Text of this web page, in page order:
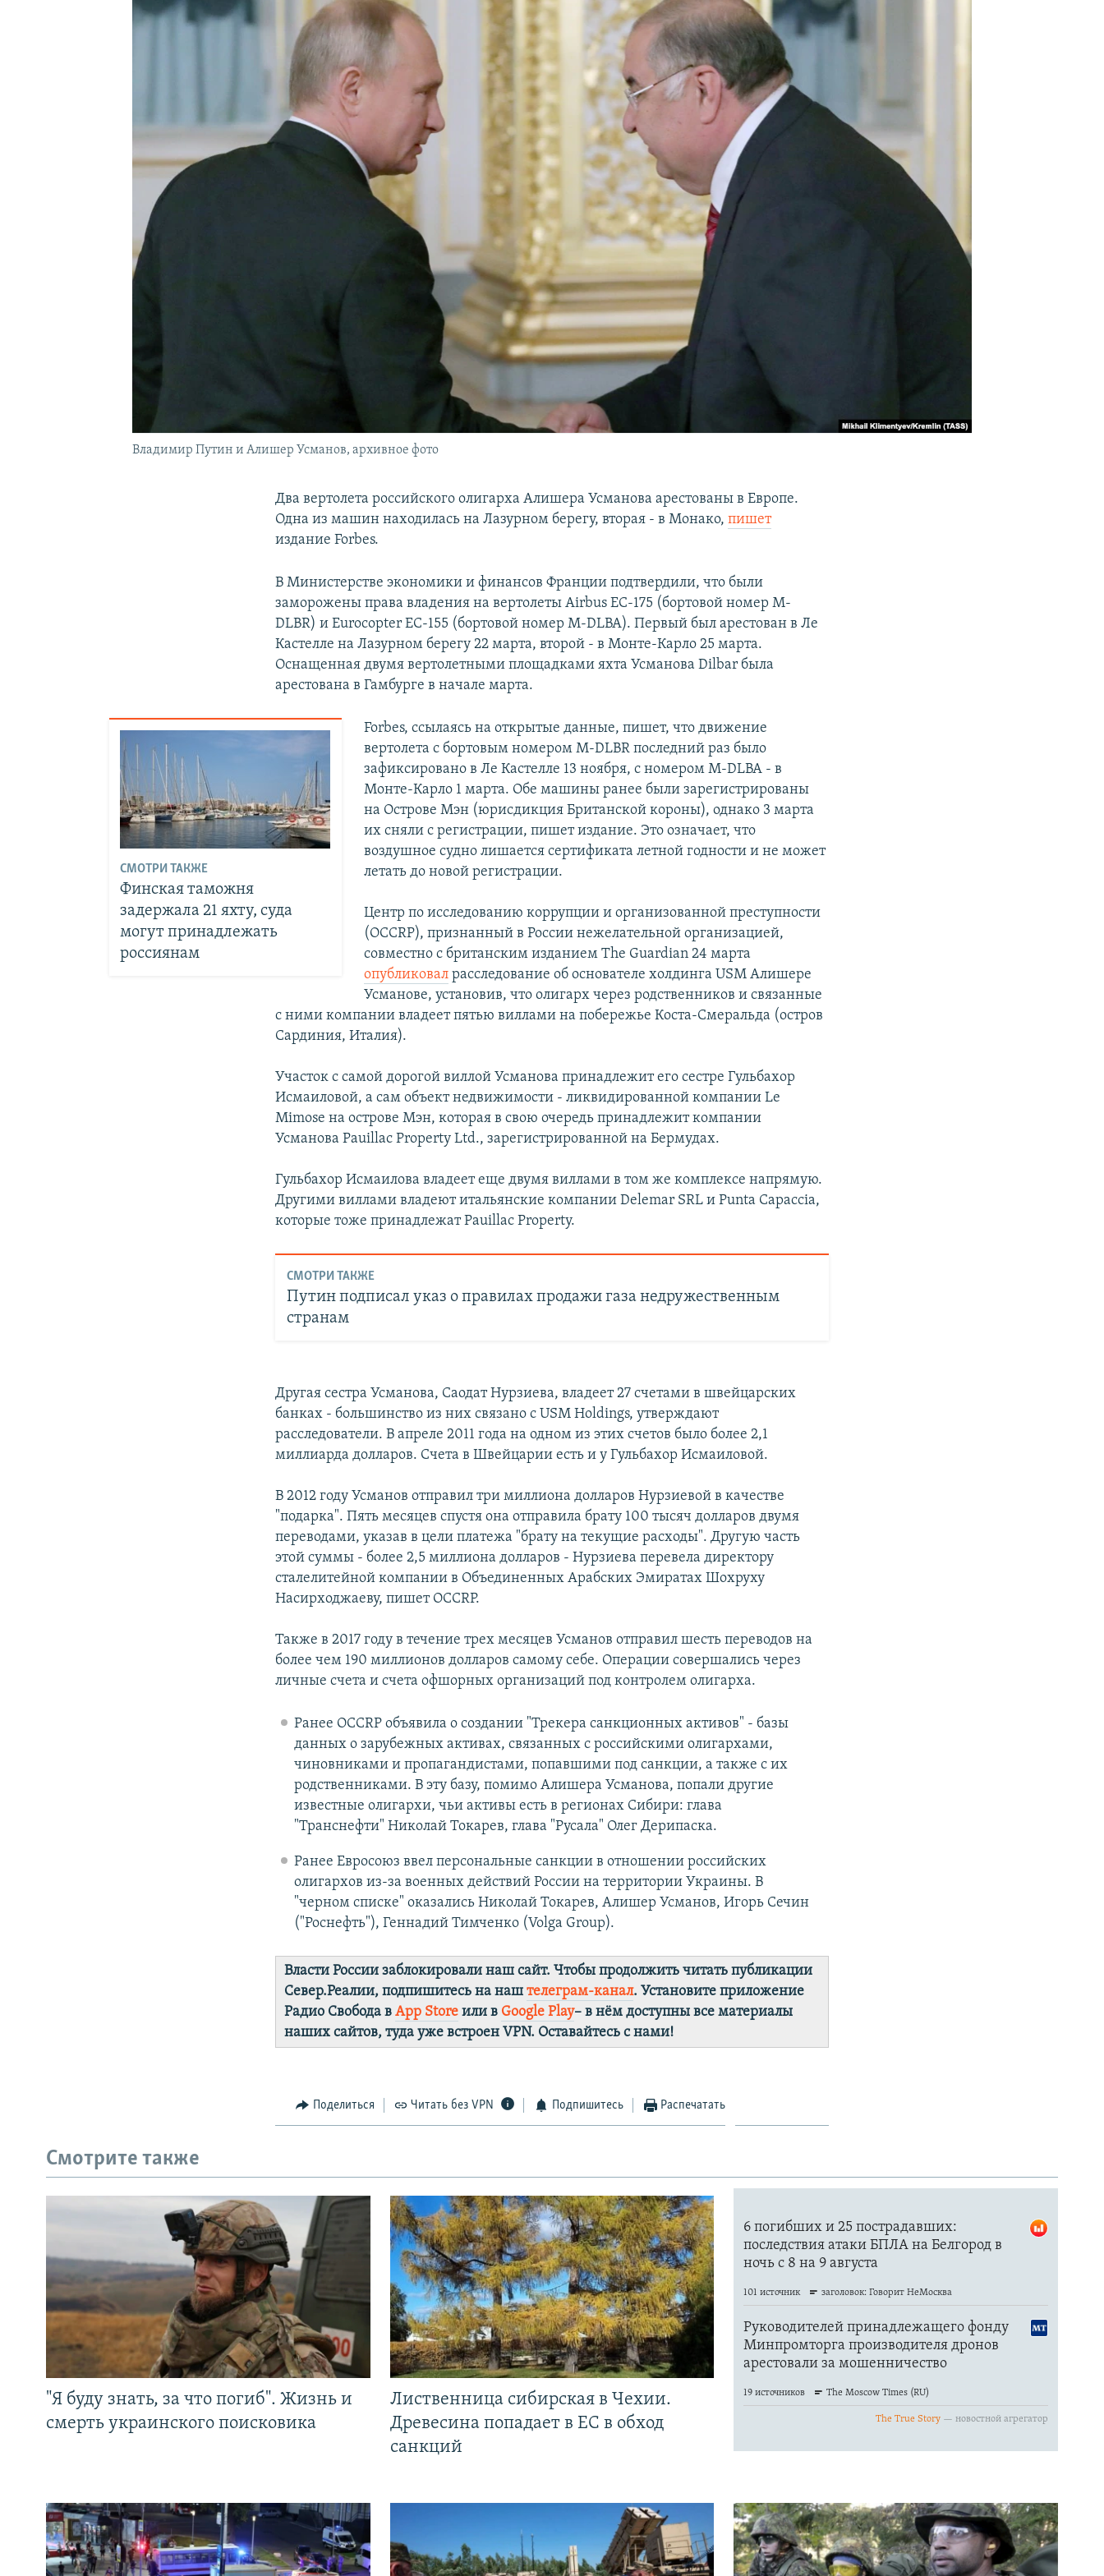
ПОДПИШИТЕСЬ НА РАССЫЛКУ
Владимир Путин и Алишер Усманов, архивное фото
Два вертолета российского олигарха Алишера Усманова арестованы в Европе.
Одна из машин находилась на Лазурном берегу, вторая - в Монако,пишет
издание Forbes.
В Министерстве экономики и финансов Франции подтвердили, что были
заморожены права владения на вертолеты Airbus EC-175 (бортовой номер M-
DLBR) и Eurocopter EC-155 (бортовой номер M-DLBA). Первый был арестован в Ле
Кастелле на Лазурном берегу 22 марта, второй - в Монте-Карло 25 марта.
Оснащенная двумя вертолетными площадками яхта Усманова Dilbar была
арестована в Гамбурге в начале марта.
СМОТРИ ТАКЖЕ
Финская таможня
задержала 21 яхту, суда
могут принадлежать
россиянам
Forbes, ссылаясь на открытые данные, пишет, что движение
вертолета с бортовым номером M-DLBR последний раз было
зафиксировано в Ле Кастелле 13 ноября, с номером M-DLBA - в
Монте-Карло 1 марта. Обе машины ранее были зарегистрированы
на Острове Мэн (юрисдикция Британской короны), однако 3 марта
их сняли с регистрации, пишет издание. Это означает, что
воздушное судно лишается сертификата летной годности и не может
летать до новой регистрации.
Центр по исследованию коррупции и организованной преступности
(OCCRP), признанный в России нежелательной организацией,
совместно с британским изданием The Guardian 24 марта
опубликовалрасследование об основателе холдинга USM Алишере
Усманове, установив, что олигарх через родственников и связанные
с ними компании владеет пятью виллами на побережье Коста-Смеральда (остров
Сардиния, Италия).
Участок с самой дорогой виллой Усманова принадлежит его сестре Гульбахор
Исмаиловой, а сам объект недвижимости - ликвидированной компании Le
Mimose на острове Мэн, которая в свою очередь принадлежит компании
Усманова Pauillac Property Ltd., зарегистрированной на Бермудах.
Гульбахор Исмаилова владеет еще двумя виллами в том же комплексе напрямую.
Другими виллами владеют итальянские компании Delemar SRL и Punta Capaccia,
которые тоже принадлежат Pauillac Property.
СМОТРИ ТАКЖЕ
Путин подписал указ о правилах продажи газа недружественным
странам
Другая сестра Усманова, Саодат Нурзиева, владеет 27 счетами в швейцарских
банках - большинство из них связано с USM Holdings, утверждают
расследователи. В апреле 2011 года на одном из этих счетов было более 2,1
миллиарда долларов. Счета в Швейцарии есть и у Гульбахор Исмаиловой.
В 2012 году Усманов отправил три миллиона долларов Нурзиевой в качестве
"подарка". Пять месяцев спустя она отправила брату 100 тысяч долларов двумя
переводами, указав в цели платежа "брату на текущие расходы". Другую часть
этой суммы - более 2,5 миллиона долларов - Нурзиева перевела директору
сталелитейной компании в Объединенных Арабских Эмиратах Шохруху
Насирходжаеву, пишет OCCRP.
Также в 2017 году в течение трех месяцев Усманов отправил шесть переводов на
более чем 190 миллионов долларов самому себе. Операции совершались через
личные счета и счета офшорных организаций под контролем олигарха.
Ранее OCCRP объявила о создании "Трекера санкционных активов" - базы
данных о зарубежных активах, связанных с российскими олигархами,
чиновниками и пропагандистами, попавшими под санкции, а также с их
родственниками. В эту базу, помимо Алишера Усманова, попали другие
известные олигархи, чьи активы есть в регионах Сибири: глава
"Транснефти" Николай Токарев, глава "Русала" Олег Дерипаска.
Ранее Евросоюз ввел персональные санкции в отношении российских
олигархов из-за военных действий России на территории Украины. В
"черном списке" оказались Николай Токарев, Алишер Усманов, Игорь Сечин
("Роснефть"), Геннадий Тимченко (Volga Group).
Власти России заблокировали наш сайт. Чтобы продолжить читать публикации
Север.Реалии, подпишитесь на наштелеграм-канал. Установите приложение
Радио Свобода вApp Store или в Google Play– в нём доступны все материалы
наших сайтов, туда уже встроен VPN. Оставайтесь с нами!
Поделиться Читать без VPN Подпишитесь Распечатать
Смотрите также
"Я буду знать, за что погиб". Жизнь и
смерть украинского поисковика
Лиственница сибирская в Чехии.
Древесина попадает в ЕС в обход
санкций